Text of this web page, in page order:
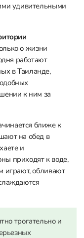
удивительными
о жизни
работают
в Таиланде,
к ним за
ближе к
на обед в
и
приходят к воде,
играют, обливают
трогательно и